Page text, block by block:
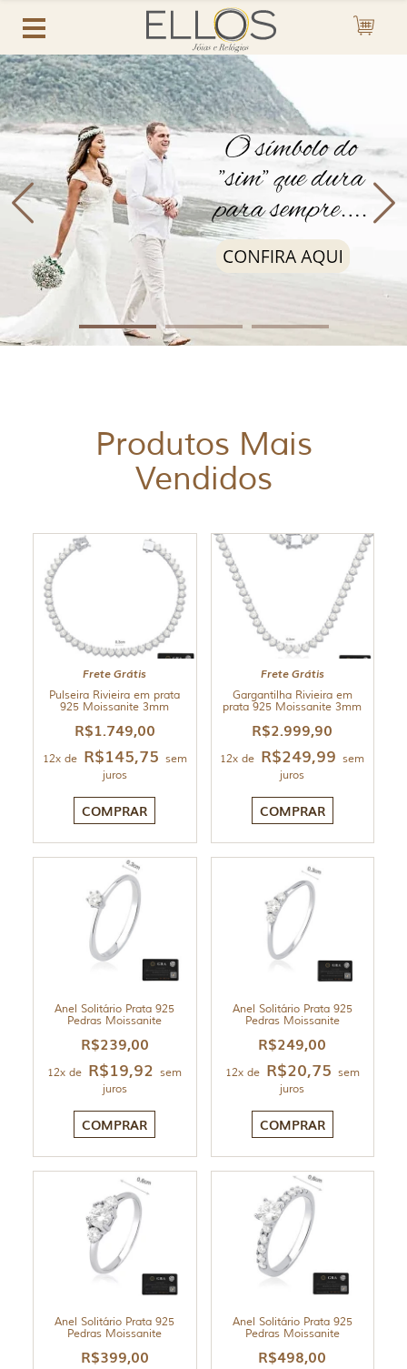
Produtos Mais
Vendidos
Frete Grátis
Pulseira Rivieira em prata
925 Moissanite 3mm
R$1.749,00
12x de R$145,75 sem
juros
COMPRAR
Frete Grátis
Gargantilha Rivieira em
prata 925 Moissanite 3mm
R$2.999,90
12x de R$249,99 sem
juros
COMPRAR
Anel Solitário Prata 925
Pedras Moissanite
R$239,00
12x de R$19,92 sem
juros
COMPRAR
Anel Solitário Prata 925
Pedras Moissanite
R$249,00
12x de R$20,75 sem
juros
COMPRAR
Anel Solitário Prata 925
Pedras Moissanite
R$399,00
Anel Solitário Prata 925
Pedras Moissanite
R$498,00